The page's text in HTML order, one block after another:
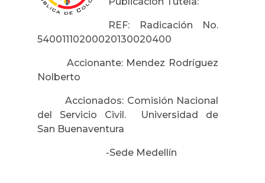
REF: Radicación No.
54001110200020130020400
Accionante: Mendez Rodríguez
Nolberto
Accionados: Comisión Nacional
del Servicio Civil. Universidad de
San Buenaventura
-Sede Medellín